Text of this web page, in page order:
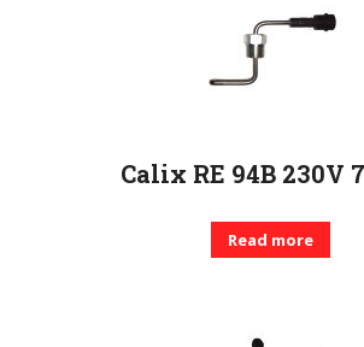
Calix RE 94B 230V
Read more